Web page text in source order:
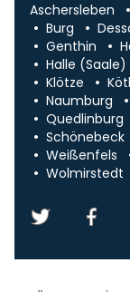
Aschersleben
Burg
Genthin
Halle (Saale)
Klötze
Naumburg
Quedlinburg
Schönebeck
Weißenfels
Wolmirstedt